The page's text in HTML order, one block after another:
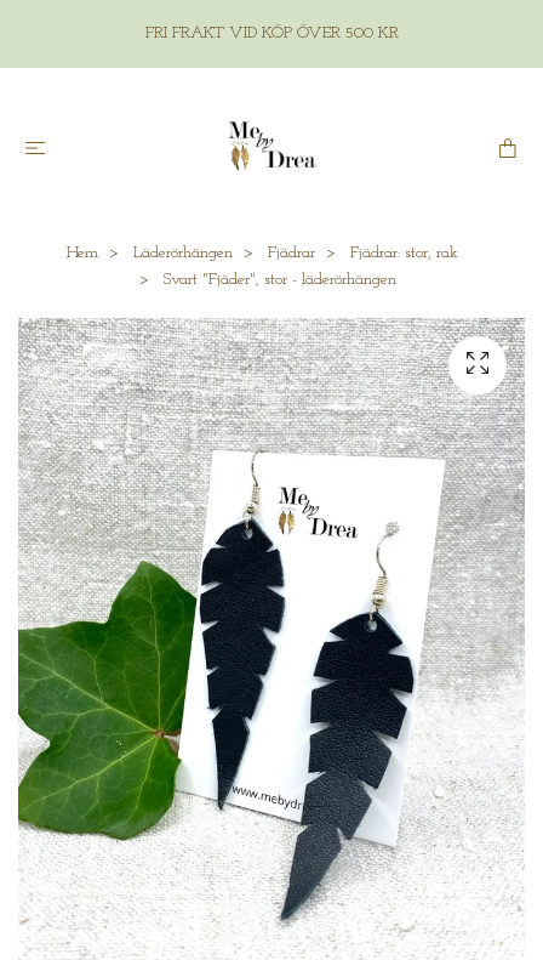
FRI FRAKT VID KÖP ÖVER 500 KR
Hem Läderörhängen Fjädrar
Fjädrar: stor, rak
Svart "Fjäder", stor - läderörhängen